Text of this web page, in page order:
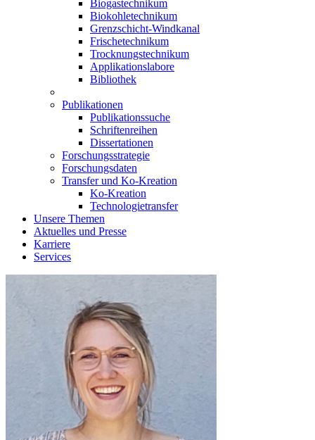
Biogastechnikum
Biokohletechnikum
Grenzschicht-Windkanal
Frischetechnikum
Trocknungstechnikum
Applikationslabore
Bibliothek
Publikationen
Publikationssuche
Schriftenreihen
Dissertationen
Forschungsstrategie
Forschungsdaten
Transfer und Ko-Kreation
Ko-Kreation
Technologietransfer
Unsere Themen
Aktuelles und Presse
Karriere
Services